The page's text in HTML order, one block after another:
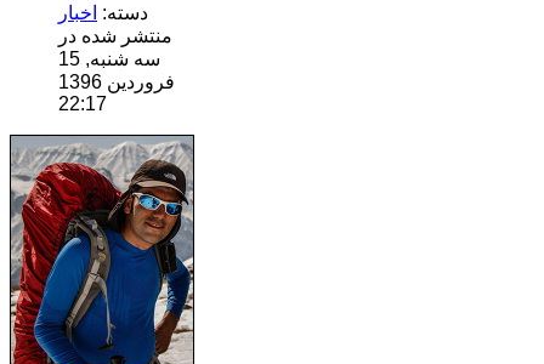
دسته: اخبار
منتشر شده در
سه شنبه, 15
فروردين 1396
22:17